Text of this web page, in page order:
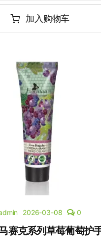
加入购物车
2026-03-08 0
赛克系列草莓葡萄护